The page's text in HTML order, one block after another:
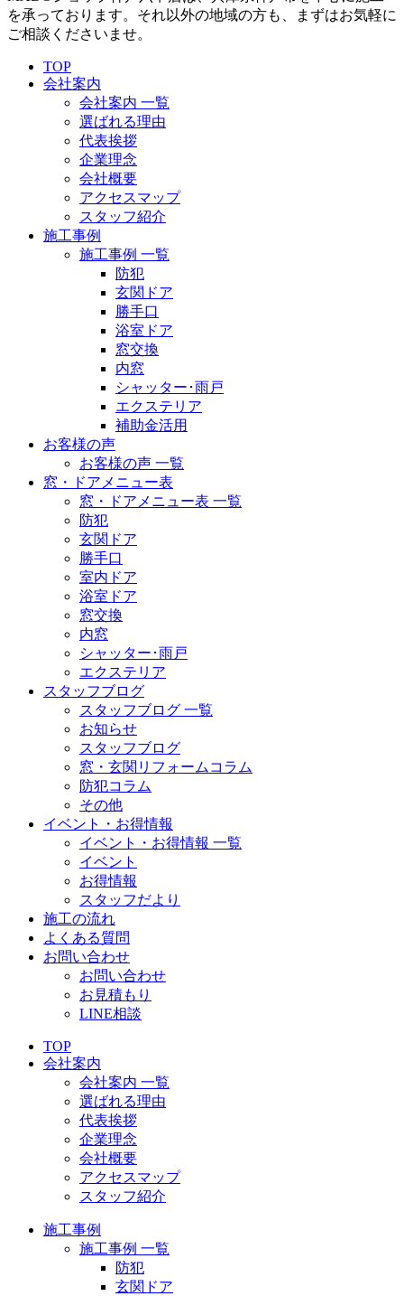
を承っております。それ以外の地域の方も、まずはお気軽に
ご相談くださいませ。
TOP
会社案内
会社案内 一覧
選ばれる理由
代表挨拶
企業理念
会社概要
アクセスマップ
スタッフ紹介
施工事例
施工事例 一覧
防犯
玄関ドア
勝手口
浴室ドア
窓交換
内窓
シャッター･雨戸
エクステリア
補助金活用
お客様の声
お客様の声 一覧
窓・ドアメニュー表
窓・ドアメニュー表 一覧
防犯
玄関ドア
勝手口
室内ドア
浴室ドア
窓交換
内窓
シャッター･雨戸
エクステリア
スタッフブログ
スタッフブログ 一覧
お知らせ
スタッフブログ
窓・玄関リフォームコラム
防犯コラム
その他
イベント・お得情報
イベント・お得情報 一覧
イベント
お得情報
スタッフだより
施工の流れ
よくある質問
お問い合わせ
お問い合わせ
お見積もり
LINE相談
TOP
会社案内
会社案内 一覧
選ばれる理由
代表挨拶
企業理念
会社概要
アクセスマップ
スタッフ紹介
施工事例
施工事例 一覧
防犯
玄関ドア